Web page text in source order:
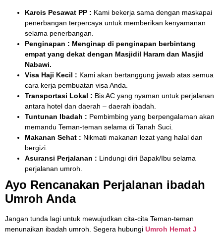
Karcis Pesawat PP : Kami bekerja sama dengan maskapai
penerbangan terpercaya untuk memberikan kenyamanan
selama penerbangan.
Penginapan : Menginap di penginapan berbintang
empat yang dekat dengan Masjidil Haram dan Masjid
Nabawi.
Visa Haji Kecil : Kami akan bertanggung jawab atas semua
cara kerja pembuatan visa Anda.
Transportasi Lokal : Bis AC yang nyaman untuk perjalanan
antara hotel dan daerah – daerah ibadah.
Tuntunan Ibadah : Pembimbing yang berpengalaman akan
memandu Teman-teman selama di Tanah Suci.
Makanan Sehat : Nikmati makanan lezat yang halal dan
bergizi.
Asuransi Perjalanan : Lindungi diri Bapak/Ibu selama
perjalanan umroh.
Ayo Rencanakan Perjalanan ibadah
Umroh Anda
Jangan tunda lagi untuk mewujudkan cita-cita Teman-teman
menunaikan ibadah umroh. Segera hubungi Umroh Hemat J